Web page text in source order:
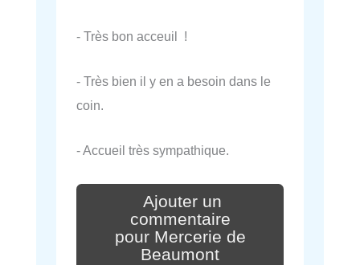
- Très bon acceuil !
- Très bien il y en a besoin dans le
coin.
- Accueil très sympathique.
Ajouter un
commentaire
pour Mercerie de
Beaumont